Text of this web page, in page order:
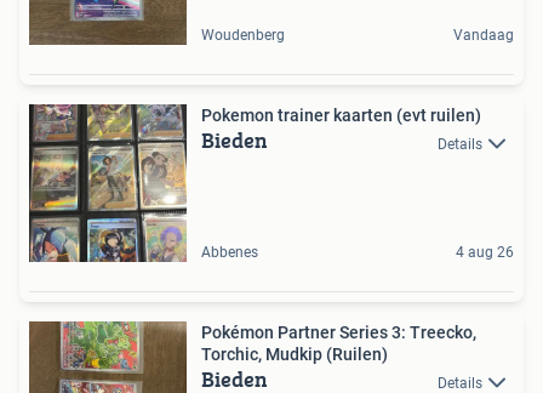
Woudenberg Vandaag
Pokemon trainer kaarten (evt ruilen)
Bieden Details
Abbenes 4 aug 26
Pokémon Partner Series 3: Treecko,
Torchic, Mudkip (Ruilen)
Bieden Details